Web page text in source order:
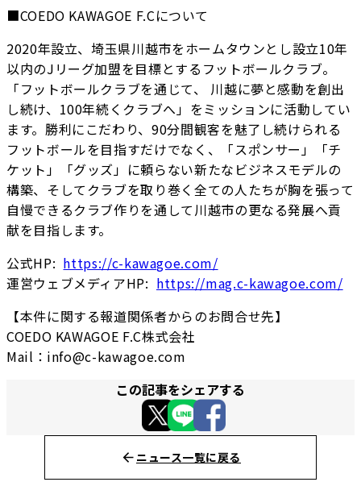
■COEDO KAWAGOE F.Cについて
2020年設立、埼玉県川越市をホームタウンとし設立10年
以内のJリーグ加盟を目標とするフットボールクラブ。
「フットボールクラブを通じて、 川越に夢と感動を創出
し続け、100年続くクラブへ」をミッションに活動してい
ます。勝利にこだわり、90分間観客を魅了し続けられる
フットボールを目指すだけでなく、「スポンサー」「チ
ケット」「グッズ」に頼らない新たなビジネスモデルの
構築、そしてクラブを取り巻く全ての人たちが胸を張って
自慢できるクラブ作りを通して川越市の更なる発展へ貢
献を目指します。
公式HP: https://c-kawagoe.com/
運営ウェブメディアHP: https://mag.c-kawagoe.com/
【本件に関する報道関係者からのお問合せ先】
COEDO KAWAGOE F.C株式会社
Mail：info@c-kawagoe.com
この記事をシェアする
ニュース一覧に戻る